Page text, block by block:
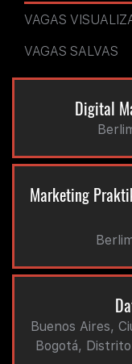
VAGAS
VAGAS SALVAS
Digital
Marketing
Buenos Aires,
Bogotá,